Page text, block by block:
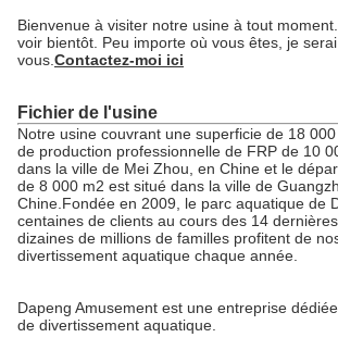
Bienvenue à visiter notre usine à tout
voir bientôt. Peu importe où vous êtes, je
vous. Contactez-moi ici
Fichier de l'usine
Notre usine couvrant une superficie de 18
de production professionnelle de FRP de 10
dans la ville de Mei Zhou, en Chine et le
de 8 000 m2 est situé dans la ville de
Chine.Fondée en 2009, le parc aquatique de
centaines de clients au cours des 14
dizaines de millions de familles profitent de
divertissement aquatique chaque année.
Dapeng Amusement est une entreprise
de divertissement aquatique.